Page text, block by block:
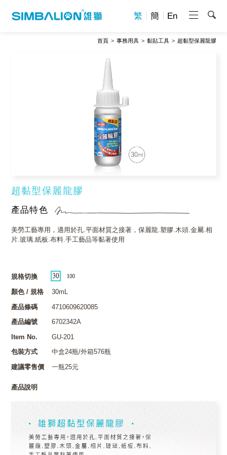
繁 簡 En
首頁 事務用具 黏貼工具 超黏型保麗龍膠
超黏型保麗龍膠
產品特色
美勞工藝專用，適用於孔.平面材質之接著，保麗龍.塑膠.木頭.金屬.相
片.玻璃.紙板.布料.手工藝品等黏著使用
規格切換
顏色 / 規格
30mL
產品條碼
4710609620085
產品編號
6702342A
Item No.
GU-201
包裝方式
中盒24瓶/外箱576瓶
建議零售價
一瓶25元
產品說明